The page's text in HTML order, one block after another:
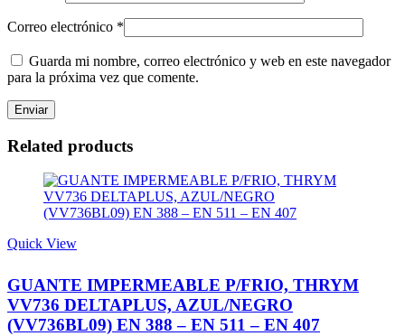
Correo electrónico *
Guarda mi nombre, correo electrónico y web en este navegador
para la próxima vez que comente.
Related products
Quick View
GUANTE IMPERMEABLE P/FRIO, THRYM
VV736 DELTAPLUS, AZUL/NEGRO
(VV736BL09) EN 388 – EN 511 – EN 407